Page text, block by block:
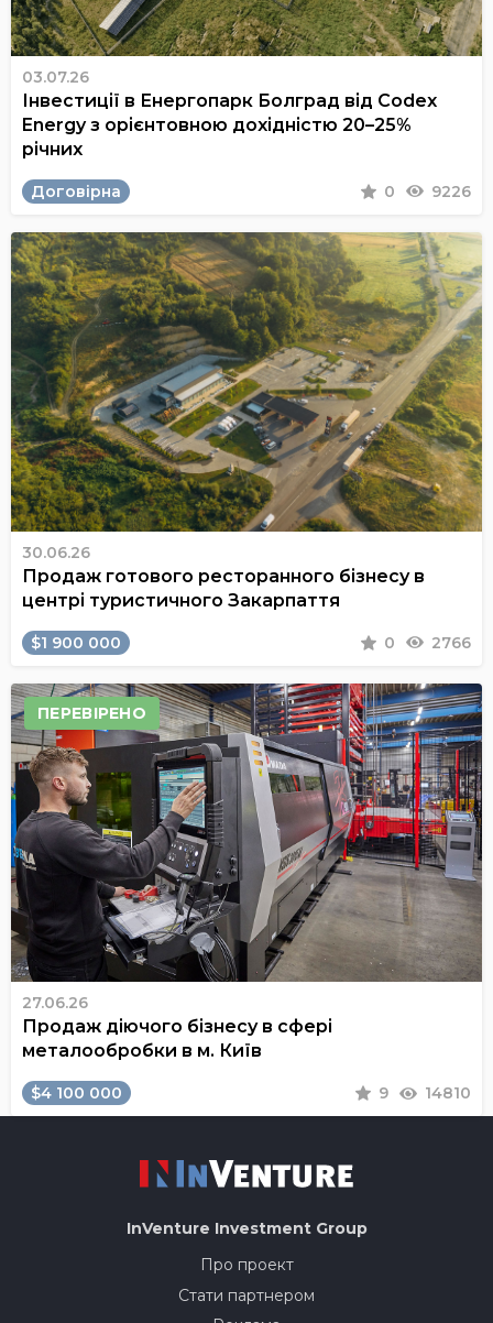
03.07.26
Інвестиції в Енергопарк Болград від Codex
Energy з орієнтовною дохідністю 20–25%
річних
Договірна 0 9226
30.06.26
Продаж готового ресторанного бізнесу в
центрі туристичного Закарпаття
$1 900 000 0 2766
ПЕРЕВІРЕНО
27.06.26
Продаж діючого бізнесу в сфері
металообробки в м. Київ
$4 100 000 9 14810
InVenture Investment Group
Про проект
Стати партнером